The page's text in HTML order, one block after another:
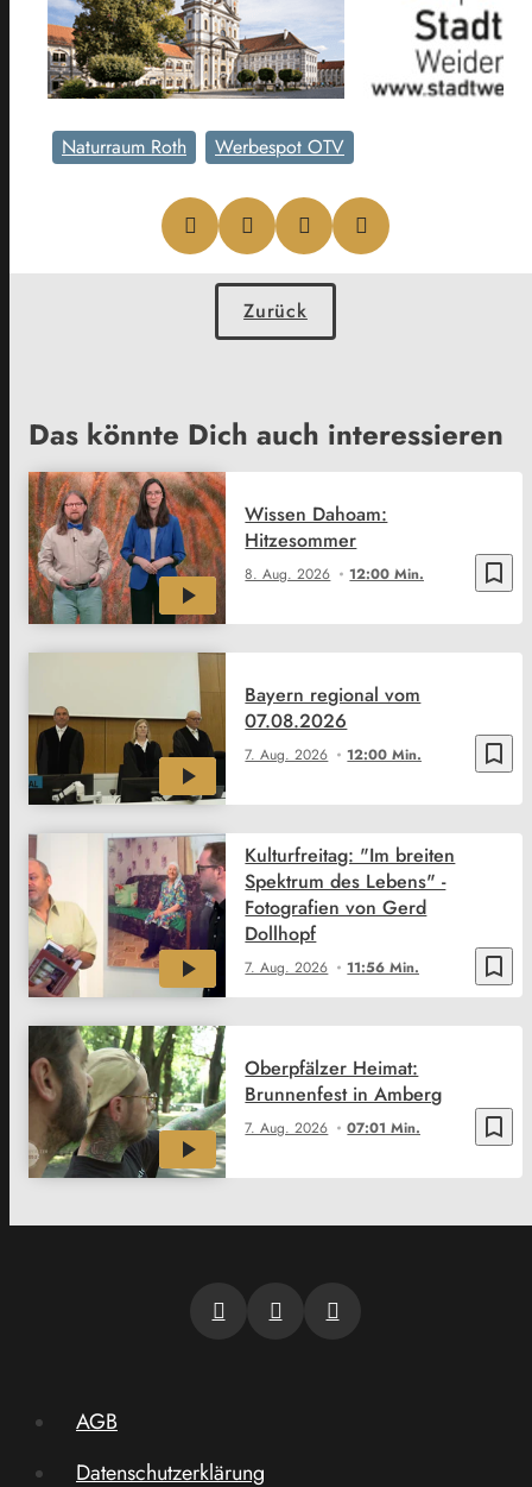
Naturraum Roth Werbespot OTV
Zurück
Das könnte Dich auch interessieren
bookmark_border
8. Aug. 2026 12:00 Min.
Wissen Dahoam:
Hitzesommer
bookmark_border
7. Aug. 2026 12:00 Min.
Bayern regional vom
07.08.2026
bookmark_border
7. Aug. 2026 11:56 Min.
Kulturfreitag: "Im breiten
Spektrum des Lebens" -
Fotografien von Gerd
Dollhopf
bookmark_border
7. Aug. 2026 07:01 Min.
Oberpfälzer Heimat:
Brunnenfest in Amberg
AGB
Datenschutzerklärung